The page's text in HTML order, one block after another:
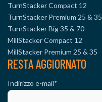
TurnStacker Compact 12
TurnStacker Premium 25 & 35
TurnStacker Big 35 & 70
MillStacker Compact 12
MillStacker Premium 25 & 35
RESTA AGGIORNATO
Indirizzo e-mail*